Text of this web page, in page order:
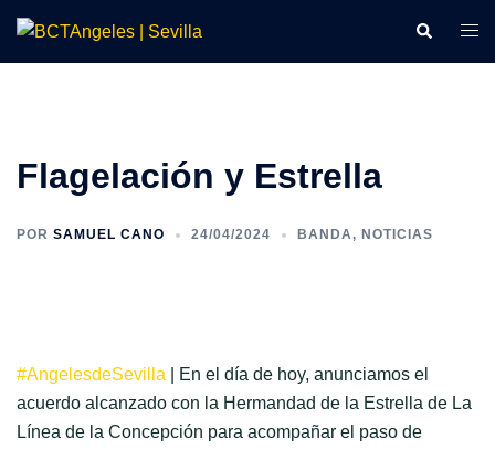
Buscar
Flagelación y Estrella
POR SAMUEL CANO 24/04/2024 BANDA , NOTICIAS
#AngelesdeSevilla | En el día de hoy, anunciamos el
acuerdo alcanzado con la Hermandad de la Estrella de La
Línea de la Concepción para acompañar el paso de